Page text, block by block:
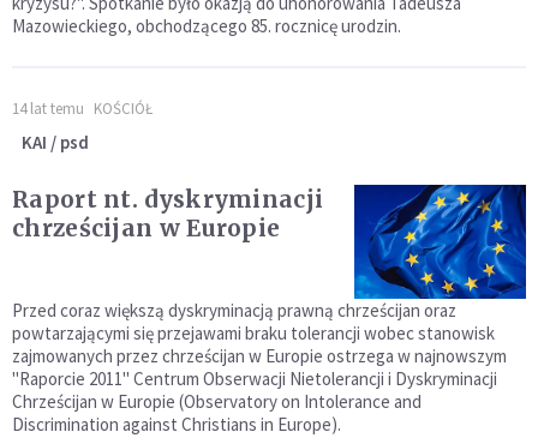
Mazowieckiego, obchodzącego 85. rocznicę urodzin.
14 lat temu KOŚCIÓŁ
KAI / psd
Raport nt. dyskryminacji
chrześcijan w Europie
Przed coraz większą dyskryminacją prawną chrześcijan oraz
powtarzającymi się przejawami braku tolerancji wobec stanowisk
zajmowanych przez chrześcijan w Europie ostrzega w najnowszym
"Raporcie 2011" Centrum Obserwacji Nietolerancji i Dyskryminacji
Chrześcijan w Europie (Observatory on Intolerance and
Discrimination against Christians in Europe).